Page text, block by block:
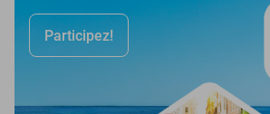
Participez!